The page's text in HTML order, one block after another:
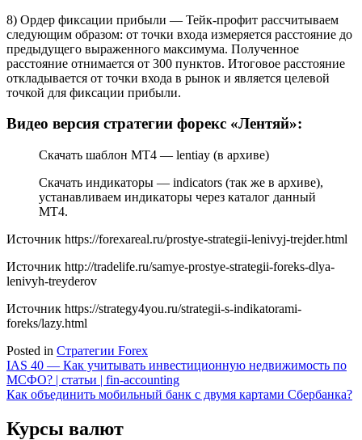
8) Ордер фиксации прибыли — Тейк-профит рассчитываем
следующим образом: от точки входа измеряется расстояние до
предыдущего выраженного максимума. Полученное
расстояние отнимается от 300 пунктов. Итоговое расстояние
откладывается от точки входа в рынок и является целевой
точкой для фиксации прибыли.
Видео версия стратегии форекс «Лентяй»:
Скачать шаблон МТ4 — lentiay (в архиве)
Скачать индикаторы — indicators (так же в архиве),
устанавливаем индикаторы через каталог данный
МТ4.
Источник https://forexareal.ru/prostye-strategii-lenivyj-trejder.html
Источник http://tradelife.ru/samye-prostye-strategii-foreks-dlya-
lenivyh-treyderov
Источник https://strategy4you.ru/strategii-s-indikatorami-
foreks/lazy.html
Posted in Стратегии Forex
Навигация
по
IAS 40 — Как учитывать инвестиционную недвижимость по
МСФО? | статьи | fin-accounting
Как объединить мобильный банк с двумя картами Сбербанка?
Курсы валют